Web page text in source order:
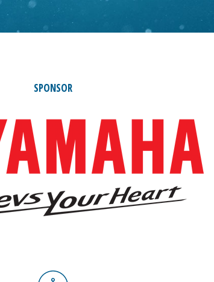
SPONSOR